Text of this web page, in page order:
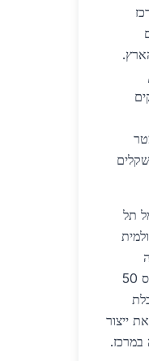
הארץ.
לדוגמה, פרופילי ברזל באורך 6 מטר
עולים כ-450 שקלים לטון בייצור מוצרי ברזל בכפר קאסם, לעומת 520 שקלים
תל
יצטמצם ב-30%, מה שיאפשר לספקים להציע משלוחים חינם בתוך רדיוס 50
ייצור
במרכז.